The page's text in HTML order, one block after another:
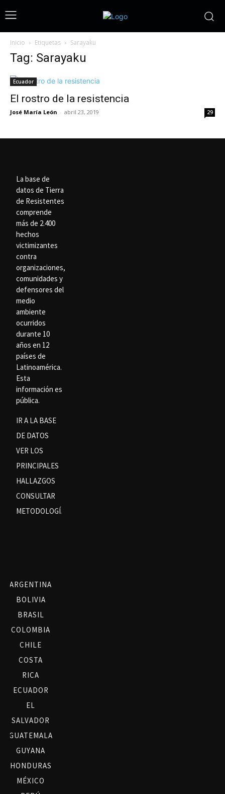
Inicio Etiquetas Sarayaku
Tag: Sarayaku
Ecuador
El rostro de la resistencia
José María León - abril 23, 2019 29
La base de
datos de Tierra
de Resistentes
comprende
más de 2.400
hechos
victimizantes
contra
organizaciones,
comunidades y
defensores del
medio
ambiente
ocurridos
durante 10
años en 12
países de
Latinoamérica.
Esta
información es
pública.
IR A LA BASE
DE DATOS
VER LOS
PRINCIPALES
HALLAZGOS
CONSULTAR
METODOLOGÍA
ARGENTINA
BOLIVIA
BRASIL
COLOMBIA
CHILE
COSTA
RICA
ECUADOR
EL
SALVADOR
GUATEMALA
GUYANA
HONDURAS
MÉXICO